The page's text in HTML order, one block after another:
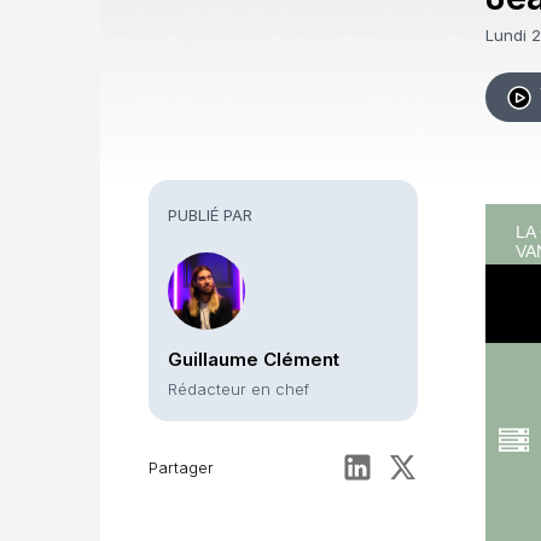
Lundi
PUBLIÉ PAR
Guillaume Clément
Rédacteur en chef
Partager